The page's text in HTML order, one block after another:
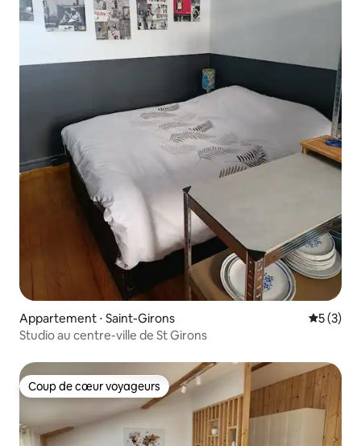
Appartement ⋅ Saint-Girons
5 (3)
Studio au centre-ville de St Girons
Coup de cœur voyageurs
Coup de cœur voyageurs